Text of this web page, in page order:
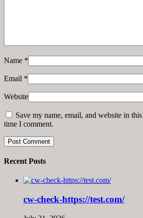
Name *
Email *
Website
Save my name, email, and website in
time I comment.
Recent Posts
cw-check-https://test.com/